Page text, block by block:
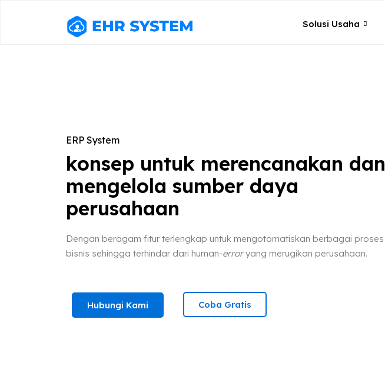
Solusi Usaha
ERP System
konsep untuk merencanakan dan
mengelola sumber daya
perusahaan
Dengan beragam fitur terlengkap untuk mengotomatiskan berbagai proses
bisnis sehingga terhindar dari human-erroryang merugikan perusahaan.
Hubungi Kami Coba Gratis